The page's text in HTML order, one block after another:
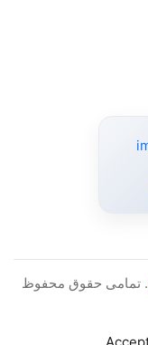
. تمامی حقوق محفوظ